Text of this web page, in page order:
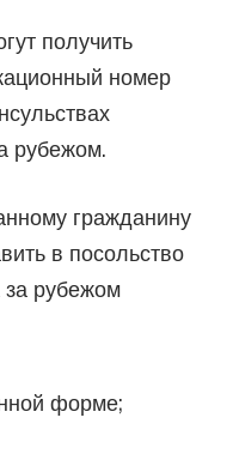
получить
номер
рубежом.
гражданину
в посольство
за рубежом
форме;